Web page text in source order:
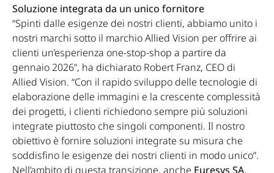
Soluzione integrata da un unico fornitore
“Spinti dalle esigenze dei nostri clienti, abbiamo unito i
nostri marchi sotto il marchio Allied Vision per offrire ai
clienti un’esperienza one-stop-shop a partire da
gennaio 2026”, ha dichiarato Robert Franz, CEO di
Allied Vision. “Con il rapido sviluppo delle tecnologie di
elaborazione delle immagini e la crescente complessità
dei progetti, i clienti richiedono sempre più soluzioni
integrate piuttosto che singoli componenti. Il nostro
obiettivo è fornire soluzioni integrate su misura che
soddisfino le esigenze dei nostri clienti in modo unico”.
Nell’ambito di questa transizione, anche Euresys SA,